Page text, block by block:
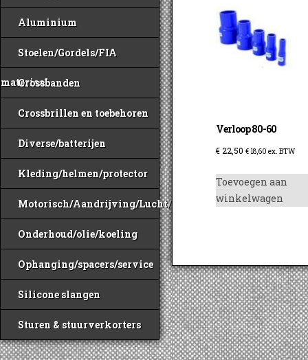
Aluminium
Stoelen/Gordels/FIA
materiaal
Crossbanden
Crossbrillen en toebehoren
Diverse/batterijen
Kleding/helmen/protector
Motorisch/Aandrijving/Lucht/Benzine
Onderhoud/olie/koeling
Ophanging/spacers/service
Silicone slangen
Sturen & stuurverkorters
Verloop 80-60
€22,50 € 18,60 ex. BTW
Toevoegen aan
winkelwagen